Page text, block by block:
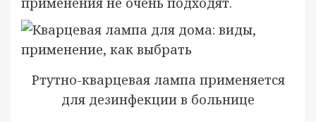
Ртутно-кварцевая лампа применяется
для дезинфекции в больнице